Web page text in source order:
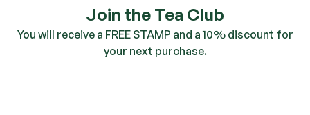
Join the Tea Club
You will receive a FREE STAMP and a 10% discount for
your next purchase.